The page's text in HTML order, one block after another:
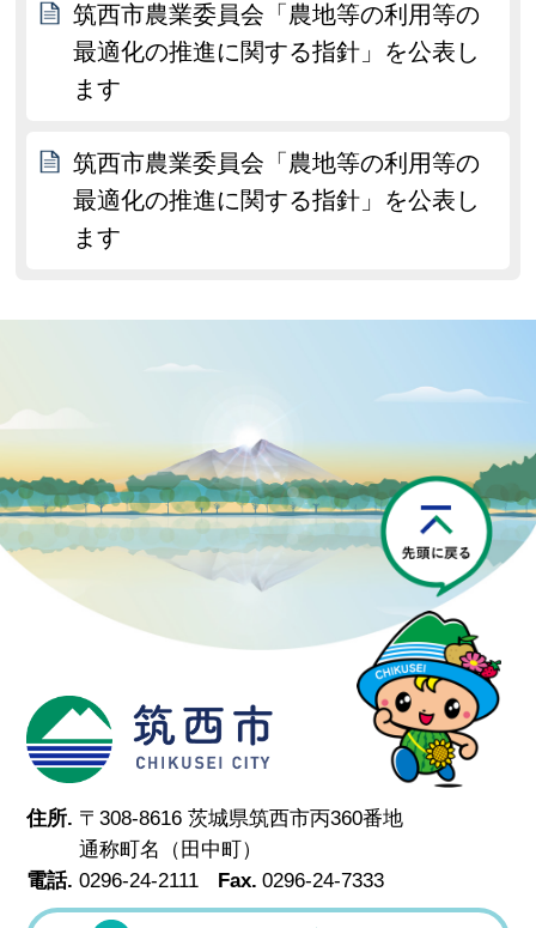
筑西市農業委員会「農地等の利用等の
最適化の推進に関する指針」を公表し
ます
筑西市農業委員会「農地等の利用等の
最適化の推進に関する指針」を公表し
ます
筑西市
住所. 〒308-8616 茨城県筑西市丙360番地
通称町名（田中町）
電話. 0296-24-2111 Fax. 0296-24-7333